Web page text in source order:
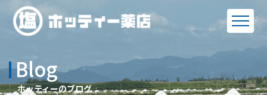
Blog
ホッティーのブログ